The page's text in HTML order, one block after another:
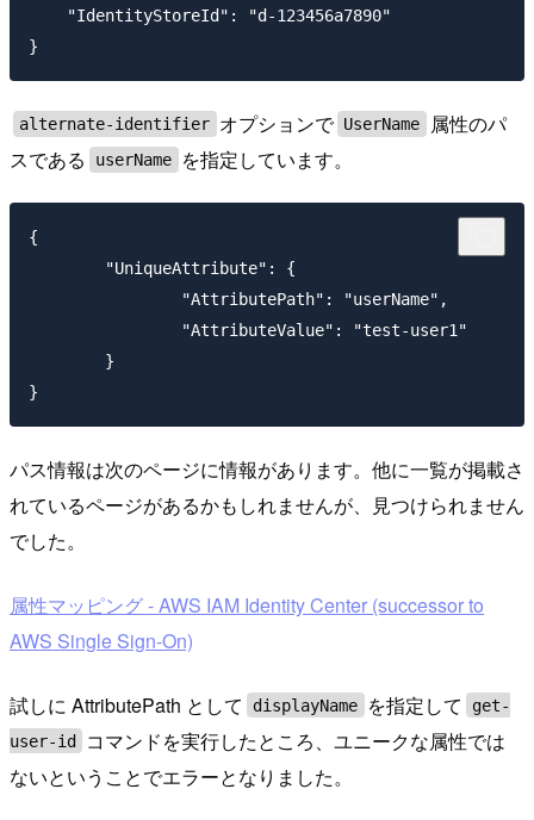
    "IdentityStoreId": "d-123456a7890"
alternate-identifier オプションで UserName
属性のパ
スである
userName を指定しています。
{
パス情報は次のページに情報があります。他に一覧が掲載さ
れているページがあるかもしれませんが、見つけられません
でした。
属性マッピング - AWS IAM Identity Center (successor to
AWS Single Sign-On)
試しに AttributePath として displayName を指定して
get-
user-id
コマンドを実行したところ、ユニークな属性では
ないということでエラーとなりました。